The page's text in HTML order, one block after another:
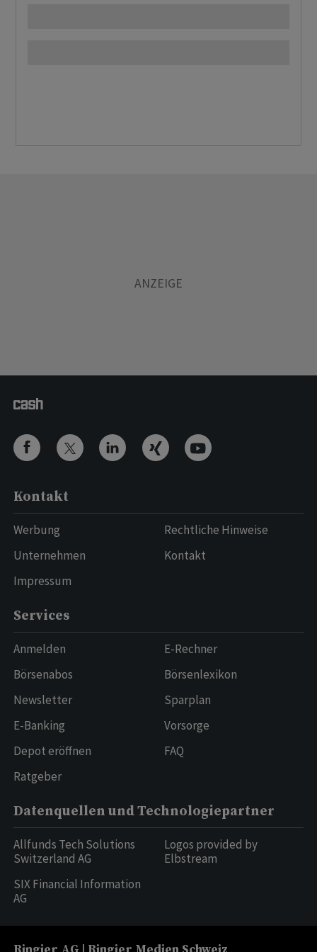
Kontakt
Werbung
Unternehmen
Impressum
Rechtliche Hinweise
Kontakt
Services
Anmelden
Börsenabos
Newsletter
E-Banking
Depot eröffnen
Ratgeber
E-Rechner
Börsenlexikon
Sparplan
Vorsorge
FAQ
Datenquellen und Technologiepartner
Allfunds Tech Solutions
Switzerland AG
SIX Financial Information
AG
Logos provided by
Elbstream